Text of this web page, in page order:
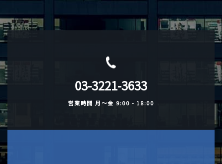
03-3221-3633
営業時間 月〜金 9:00 - 18:00